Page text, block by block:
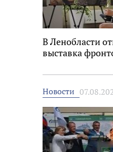
В Ленобласти
выставка
Новости